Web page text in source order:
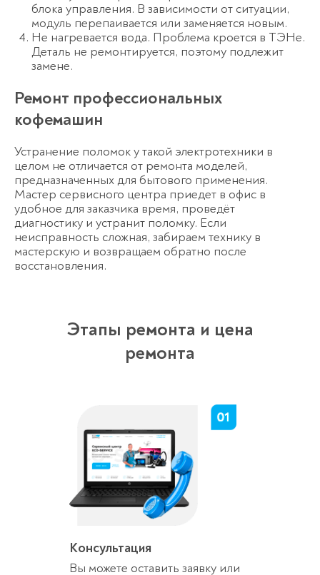
блока управления. В зависимости от ситуации,
модуль перепаивается или заменяется новым.
Не нагревается вода. Проблема кроется в ТЭНе.
Деталь не ремонтируется, поэтому подлежит
замене.
Ремонт профессиональных
кофемашин
Устранение поломок у такой электротехники в
целом не отличается от ремонта моделей,
предназначенных для бытового применения.
Мастер сервисного центра приедет в офис в
удобное для заказчика время, проведёт
диагностику и устранит поломку. Если
неисправность сложная, забираем технику в
мастерскую и возвращаем обратно после
восстановления.
Этапы ремонта и цена
ремонта
Консультация
Вы можете оставить заявку или